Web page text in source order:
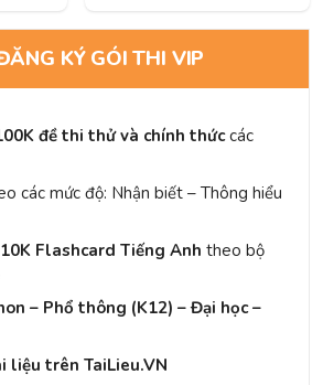
KÝ GÓI THI VIP
đề thi thử và chính thứccác
các mức độ: Nhận biết – Thông hiểu
10K Flashcard Tiếng Anh theo bộ
– Phổ thông (K12) – Đại học –
liệu trên TaiLieu.VN